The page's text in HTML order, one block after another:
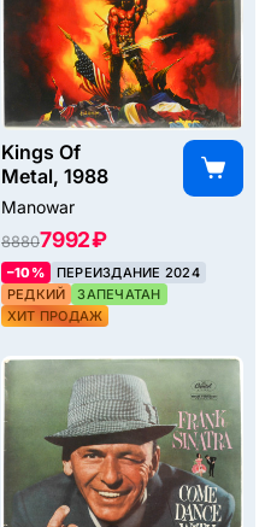
Kings Of
Metal, 1988
Manowar
88807992 ₽
–10%
ПЕРЕИЗДАНИЕ 2024
РЕДКИЙ
ЗАПЕЧАТАН
ХИТ ПРОДАЖ